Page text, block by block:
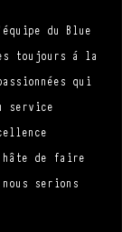
du Blue
toujours à la
qui
service
de faire
serions